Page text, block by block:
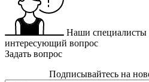
Наши специалисты
интересующий вопрос
Задать вопрос
Подписывайтесь на